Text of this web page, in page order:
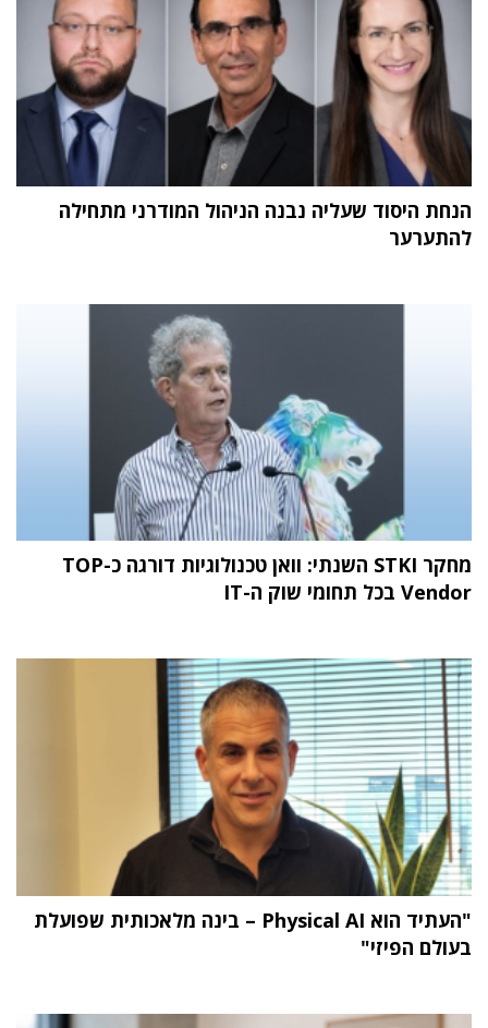
הנחת היסוד שעליה נבנה הניהול המודרני מתחילה
להתערער
מחקר STKI השנתי: וואן טכנולוגיות דורגה כ-TOP
Vendor בכל תחומי שוק ה-IT
"העתיד הוא Physical AI – בינה מלאכותית שפועלת
בעולם הפיזי"